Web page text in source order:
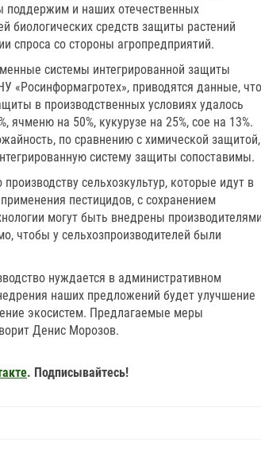
поддержим и наших отечественных
биологических средств защиты растений
спроса со стороны агропредприятий.
системы интегрированной защиты
«Росинформагротех», приводятся данные, что
в производственных условиях удалось
ячменю на 50%, кукурузе на 25%, сое на 13%.
по сравнению с химической защитой,
систему защиты сопоставимы.
сельхозкультур, которые идут в
пестицидов, с сохранением
могут быть внедрены
чтобы у сельхозпроизводителей были
нуждается в административном
наших предложений будет улучшение
экосистем. Предлагаемые меры
Денис Морозов.
. Подписывайтесь!